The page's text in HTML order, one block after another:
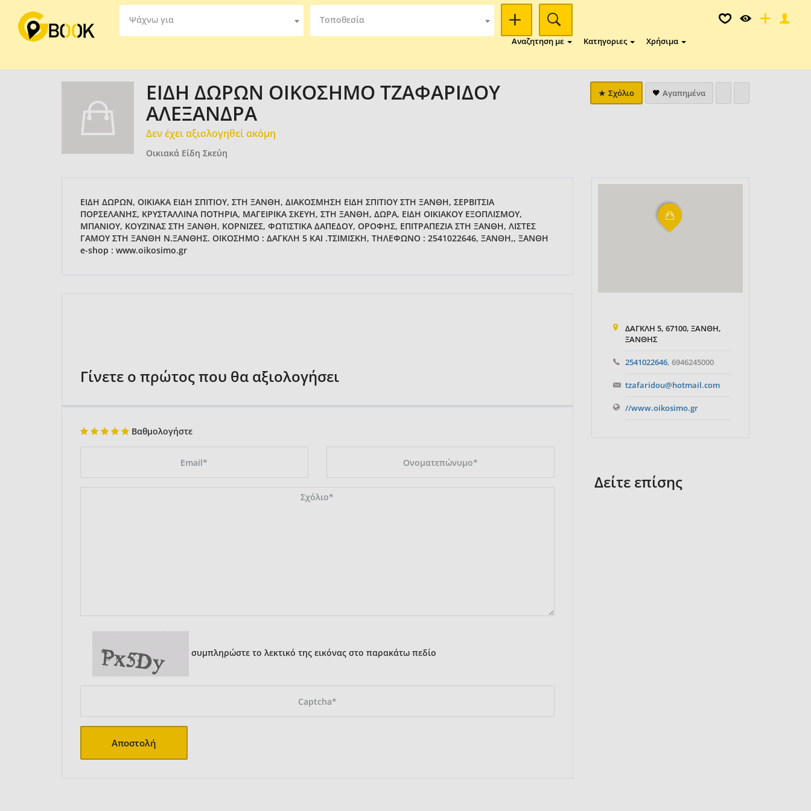
Ψάχνω για Τοποθεσία
Αναζητηση με Κατηγοριες Χρήσιμα
ΕΙΔΗ ΔΩΡΩΝ ΟΙΚΟΣΗΜΟ ΤΖΑΦΑΡΙΔΟΥ
ΑΛΕΞΑΝΔΡΑ
Δεν έχει αξιολογηθεί ακόμη
Οικιακά Είδη Σκεύη
Σχόλιο Αγαπημένα
ΕΙΔΗ ΔΩΡΩΝ, ΟΙΚΙΑΚΑ ΕΙΔΗ ΣΠΙΤΙΟΥ, ΣΤΗ ΞΑΝΘΗ, ΔΙΑΚΟΣΜΗΣΗ ΕΙΔΗ ΣΠΙΤΙΟΥ ΣΤΗ ΞΑΝΘΗ, ΣΕΡΒΙΤΣΙΑ
ΠΟΡΣΕΛΑΝΗΣ, ΚΡΥΣΤΑΛΛΙΝΑ ΠΟΤΗΡΙΑ, ΜΑΓΕΙΡΙΚΑ ΣΚΕΥΗ, ΣΤΗ ΞΑΝΘΗ, ΔΩΡΑ, ΕΙΔΗ ΟΙΚΙΑΚΟΥ ΕΞΟΠΛΙΣΜΟΥ,
ΜΠΑΝΙΟΥ, ΚΟΥΖΙΝΑΣ ΣΤΗ ΞΑΝΘΗ, ΚΟΡΝΙΖΕΣ, ΦΩΤΙΣΤΙΚΑ ΔΑΠΕΔΟΥ, ΟΡΟΦΗΣ, ΕΠΙΤΡΑΠΕΖΙΑ ΣΤΗ ΞΑΝΘΗ, ΛΙΣΤΕΣ
ΓΑΜΟΥ ΣΤΗ ΞΑΝΘΗ Ν.ΞΑΝΘΗΣ. ΟΙΚΟΣΗΜΟ : ΔΑΓΚΛΗ 5 ΚΑΙ .ΤΣΙΜΙΣΚΗ, ΤΗΛΕΦΩΝΟ : 2541022646, ΞΑΝΘΗ,, ΞΑΝΘΗ
e-shop : www.oikosimo.gr
Γίνετε ο πρώτος που θα αξιολογήσει
Βαθμολογήστε
συμπληρώστε το λεκτικό της εικόνας στο παρακάτω πεδίο
Αποστολή
ΔΑΓΚΛΗ 5, 67100, ΞΑΝΘΗ,
ΞΑΝΘΗΣ
2541022646, 6946245000
tzafaridou@hotmail.com
//www.oikosimo.gr
Δείτε επίσης